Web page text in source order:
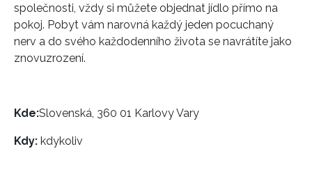
společnosti, vždy si můžete objednat jídlo přímo na
pokoj. Pobyt vám narovná každý jeden pocuchaný
nerv a do svého každodenního života se navrátíte jako
znovuzrození.
Kde:Slovenská, 360 01 Karlovy Vary
Kdy: kdykoliv